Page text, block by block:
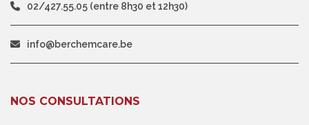
02/427.55.05 (entre 8h30 et 12h30)
info@berchemcare.be
NOS CONSULTATIONS